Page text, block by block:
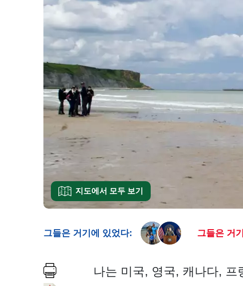
지도에서 모두 보기
그들은 거기에 있었다: 그들은 거
나는 미국, 영국, 캐나다,